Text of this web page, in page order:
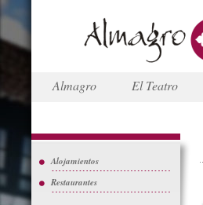
Almagro El Teatro
Alojamientos
Restaurantes